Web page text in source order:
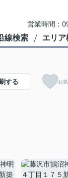
営業時間：
線検索 エリア
する お